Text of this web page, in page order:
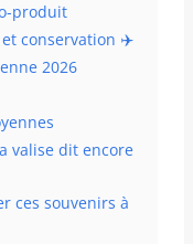
produit
et conservation ✈️
2026
valise dit encore
ces souvenirs à